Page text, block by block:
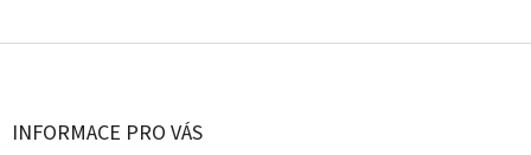
Z
INFORMACE PRO VÁS